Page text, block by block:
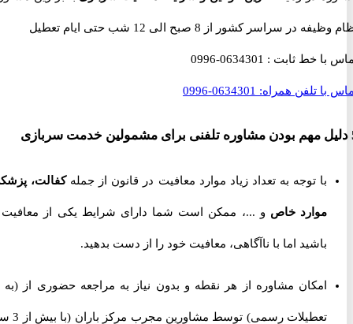
در سراسر کشور از 8 صبح الی 12 شب حتی ایام تعطیل
با خط ثابت :0634301-0996
تلفن همراه:0634301-0996
با توجه به تعداد زیاد موارد معافیت در قانون از جملهکفالت، پزشکی،
موارد خاصو ...، ممکن است شما دارای شرایط یکی از معافیت ها
باشید اما با ناآگاهی، معافیت خود را از دست بدهید.
امکان مشاوره از هر نقطه و بدون نیاز به مراجعه حضوری از (به جز
تعطیلات رسمی) توسط مشاورین مجرب مرکز باران (با بیش از 3 سال